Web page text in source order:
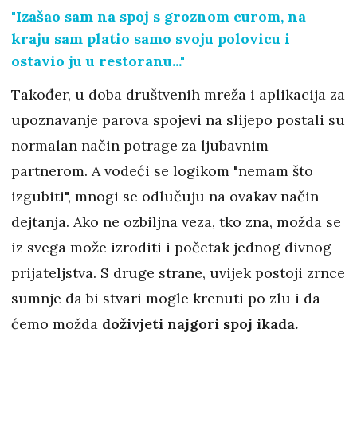
"Izašao sam na spoj s groznom curom, na
kraju sam platio samo svoju polovicu i
ostavio ju u restoranu..."
Također, u doba društvenih mreža i aplikacija za
upoznavanje parova spojevi na slijepo postali su
normalan način potrage za ljubavnim
partnerom. A vodeći se logikom "nemam što
izgubiti", mnogi se odlučuju na ovakav način
dejtanja. Ako ne ozbiljna veza, tko zna, možda se
iz svega može izroditi i početak jednog divnog
prijateljstva. S druge strane, uvijek postoji zrnce
sumnje da bi stvari mogle krenuti po zlu i da
ćemo možda doživjeti najgori spoj ikada.